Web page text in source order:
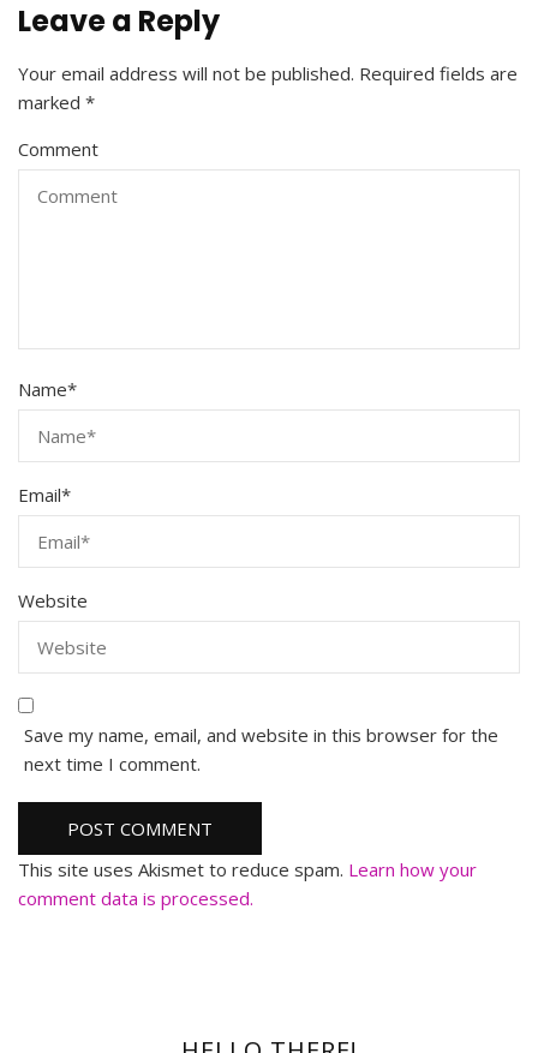
Leave a Reply
Your email address will not be published. Required fields are
marked *
Comment
Name*
Email*
Website
Save my name, email, and website in this browser for the
next time I comment.
This site uses Akismet to reduce spam. Learn how your
comment data is processed.